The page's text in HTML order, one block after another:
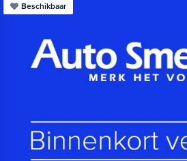
Beschikbaar